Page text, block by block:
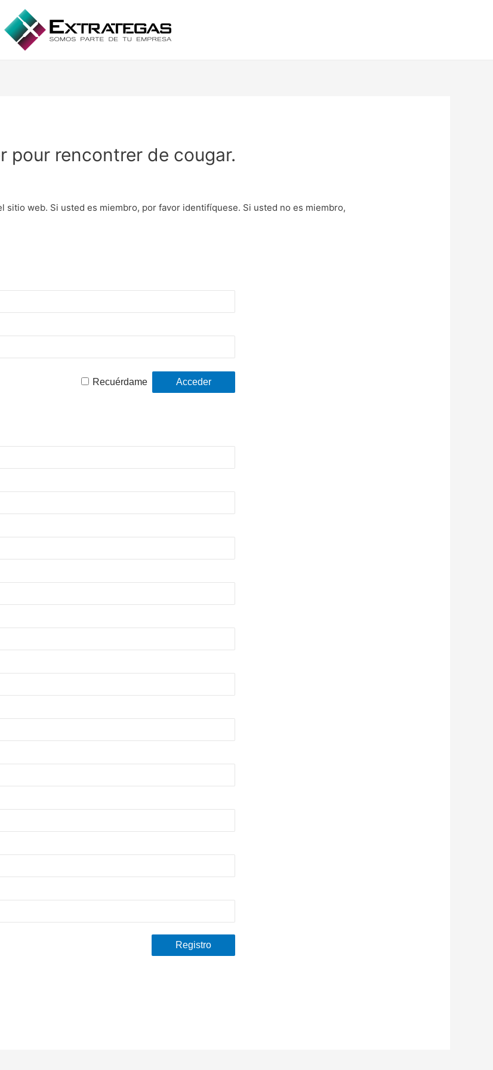
pour rencontrer de cougar.
sitio web. Si usted es miembro, por favor identifíquese. Si usted no es miembro,
Recuérdame